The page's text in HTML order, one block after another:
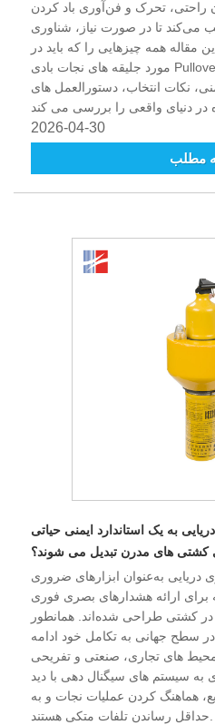
راحتی، تحرک و فن‌آوری باد کردن
می‌کند تا در صورت نیاز، شناوری
مقاله همه چیزهایی را که باید در
مورد جلیقه های نجات بادی Pullover بدانید، از جمله نحوه عملکرد،
نکات انتخاب، دستورالعمل های
2026-04-30
مطلب
به یک استاندارد ایمنی حیاتی
کشتی های مدرن تبدیل می شوند؟
به‌عنوان ابزارهای ضروری
ارائه هشدارهای بصری فوری
کشتی طراحی شده‌اند. همانطور
در سطح جهانی به تکامل خود ادامه
های تجاری، صنعتی و تفریحی
به سیستم های سیگنال دهی با دید
هماهنگ کردن عملیات نجات و به